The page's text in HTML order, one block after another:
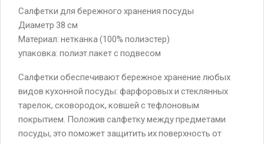
Салфетки для бережного хранения посуды
Диаметр 38 см
Материал: нетканка (100% полиэстер)
упаковка: полиэт.пакет с подвесом
Салфетки обеспечивают бережное хранение любых
видов кухонной посуды: фарфоровых и стеклянных
тарелок, сковородок, ковшей с тефлоновым
покрытием. Положив салфетку между предметами
посуды, это поможет защитить их поверхность от